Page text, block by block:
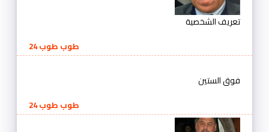
تعريف الشخصية
طوب طوب 24
فوق الستين
طوب طوب 24